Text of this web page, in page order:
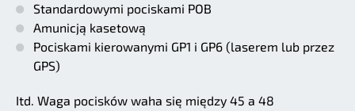
Standardowymi pociskami POB
Amunicją kasetową
Pociskami kierowanymi GP1 i GP6 (laserem lub przez
GPS)
Itd. Waga pocisków waha się między 45 a 48